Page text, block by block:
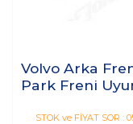
Volvo Arka
Park Freni
STOK ve FİYAT SOR :